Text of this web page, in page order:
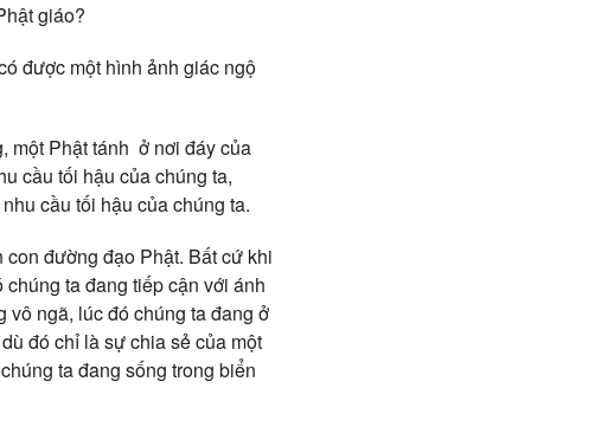
giáo?
được một hình ảnh giác ngộ
một Phật tánh ở nơi đáy của
cầu tối hậu của chúng ta,
cầu tối hậu của chúng ta.
đường đạo Phật. Bất cứ khi
ta đang tiếp cận với ánh
vô ngã, lúc đó chúng ta đang ở
đó chỉ là sự chia sẻ của một
ta đang sống trong biển